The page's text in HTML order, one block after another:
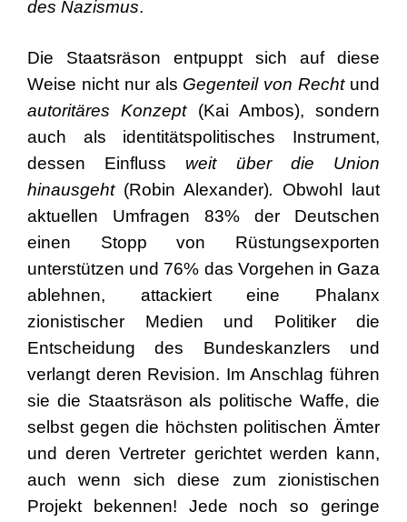
des Nazismus.
Die Staatsräson entpuppt sich auf diese
Weise nicht nur als Gegenteil von Rechtund
autoritäres Konzept(Kai Ambos), sondern
auch als identitätspolitisches Instrument,
dessen Einfluss weit über die Union
hinausgeht (Robin Alexander). Obwohl laut
aktuellen Umfragen 83% der Deutschen
einen Stopp von Rüstungsexporten
unterstützen und 76% das Vorgehen in Gaza
ablehnen, attackiert eine Phalanx
zionistischer Medien und Politiker die
Entscheidung des Bundeskanzlers und
verlangt deren Revision. Im Anschlag führen
sie die Staatsräson als politische Waffe, die
selbst gegen die höchsten politischen Ämter
und deren Vertreter gerichtet werden kann,
auch wenn sich diese zum zionistischen
Projekt bekennen! Jede noch so geringe